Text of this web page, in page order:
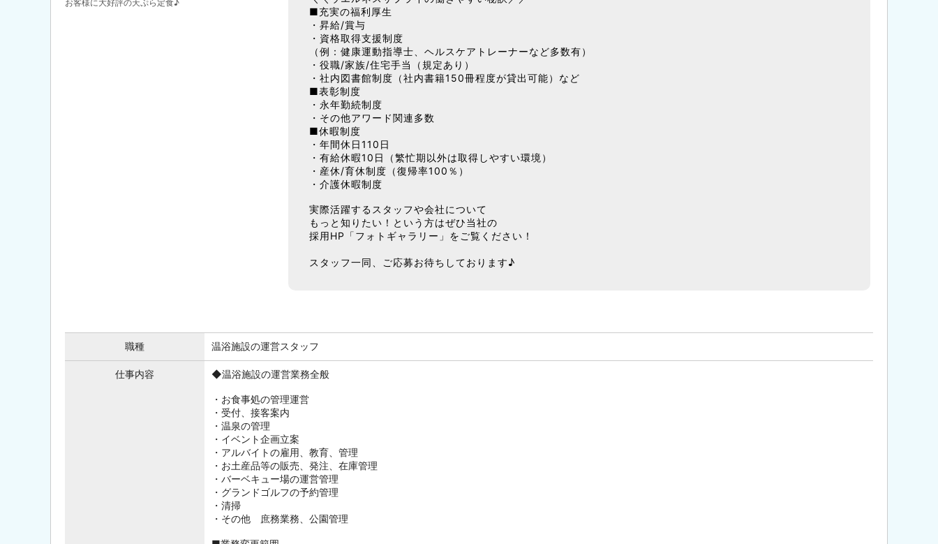
お客様に大好評の天ぷら定食♪
■充実の福利厚生
・昇給/賞与
・資格取得支援制度
（例：健康運動指導士、ヘルスケアトレーナーなど多数有）
・役職/家族/住宅手当（規定あり）
・社内図書館制度（社内書籍150冊程度が貸出可能）など
■表彰制度
・永年勤続制度
・その他アワード関連多数
■休暇制度
・年間休日110日
・有給休暇10日（繁忙期以外は取得しやすい環境）
・産休/育休制度（復帰率100％）
・介護休暇制度
実際活躍するスタッフや会社について
もっと知りたい！という方はぜひ当社の
採用HP「フォトギャラリー」をご覧ください！
スタッフ一同、ご応募お待ちしております♪
職種 温浴施設の運営スタッフ
仕事内容 ◆温浴施設の運営業務全般
・お食事処の管理運営
・受付、接客案内
・温泉の管理
・イベント企画立案
・アルバイトの雇用、教育、管理
・お土産品等の販売、発注、在庫管理
・バーベキュー場の運営管理
・グランドゴルフの予約管理
・清掃
・その他 庶務業務、公園管理